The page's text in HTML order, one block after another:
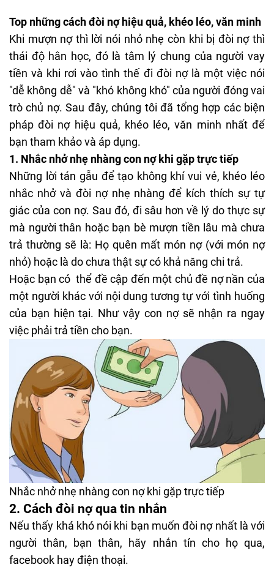
Top những cách đòi nợ hiệu quả, khéo léo, văn minh
Khi mượn nợ thì lời nói nhỏ nhẹ còn khi bị đòi nợ thì
thái độ hằn học, đó là tâm lý chung của người vay
tiền và khi rơi vào tình thế đi đòi nợ là một việc nói
"dễ không dễ" và "khó không khó" của người đóng vai
trò chủ nợ. Sau đây, chúng tôi đã tổng hợp các biện
pháp đòi nợ hiệu quả, khéo léo, văn minh nhất để
bạn tham khảo và áp dụng.
1. Nhắc nhở nhẹ nhàng con nợ khi gặp trực tiếp
Những lời tán gẫu để tạo không khí vui vẻ, khéo léo
nhắc nhở và đòi nợ nhẹ nhàng để kích thích sự tự
giác của con nợ. Sau đó, đi sâu hơn về lý do thực sự
mà người thân hoặc bạn bè mượn tiền lâu mà chưa
trả thường sẽ là: Họ quên mất món nợ (với món nợ
nhỏ) hoặc là do chưa thật sự có khả năng chi trả.
Hoặc bạn có thể đề cập đến một chủ đề nợ nần của
một người khác với nội dung tương tự với tình huống
của bạn hiện tại. Như vậy con nợ sẽ nhận ra ngay
việc phải trả tiền cho bạn.
Nhắc nhở nhẹ nhàng con nợ khi gặp trực tiếp
2. Cách đòi nợ qua tin nhắn
Nếu thấy khá khó nói khi bạn muốn đòi nợ nhất là với
người thân, bạn thân, hãy nhắn tín cho họ qua,
facebook hay điện thoại.